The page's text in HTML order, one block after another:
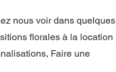
nous voir dans quelques
florales à la location
Faire une